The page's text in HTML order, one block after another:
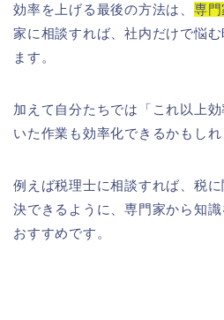
効率を上げる最後の方法は、 専門
家に相談すれば、社内だけで悩
ます。
加えて自分たちでは「これ以上
いた作業も効率化できるかもしれ
例えば税理士に相談すれば、税
決できるように、専門家から知
おすすめです。